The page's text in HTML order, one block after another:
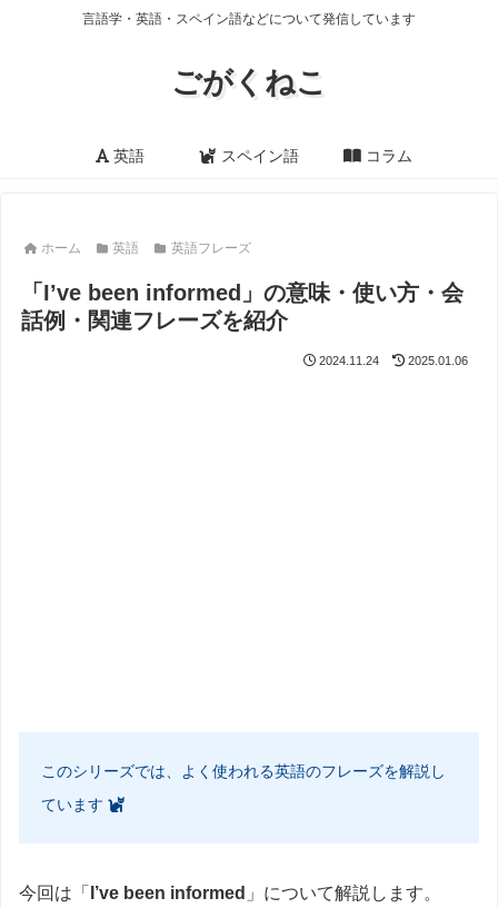
言語学・英語・スペイン語などについて発信しています
ごがくねこ
英語 スペイン語 コラム
ホーム 英語 英語フレーズ
「I’ve been informed」の意味・使い方・会
話例・関連フレーズを紹介
2024.11.24 2025.01.06
このシリーズでは、よく使われる英語のフレーズを解説し
ています
今回は「 I’ve been informed 」について解説します。